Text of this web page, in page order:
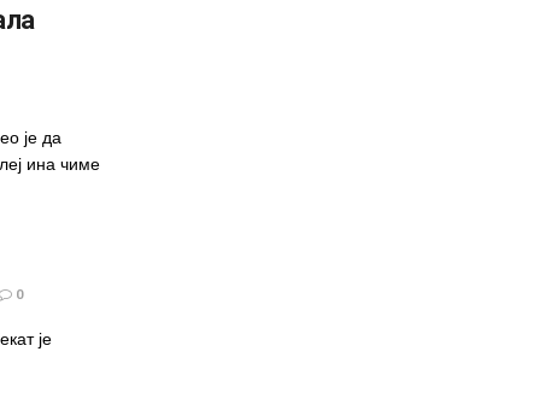
је да
ина чиме
0
је